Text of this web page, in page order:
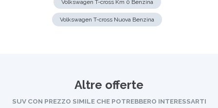
Volkswagen T-cross Km 0 Benzina
Volkswagen T-cross Nuova Benzina
Altre offerte
SUV CON PREZZO SIMILE CHE POTREBBERO INTERESSARTI